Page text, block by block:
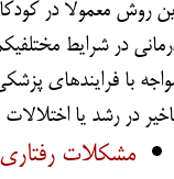
در شرایط
با فرایندهای
در رشد یا
مشکلات